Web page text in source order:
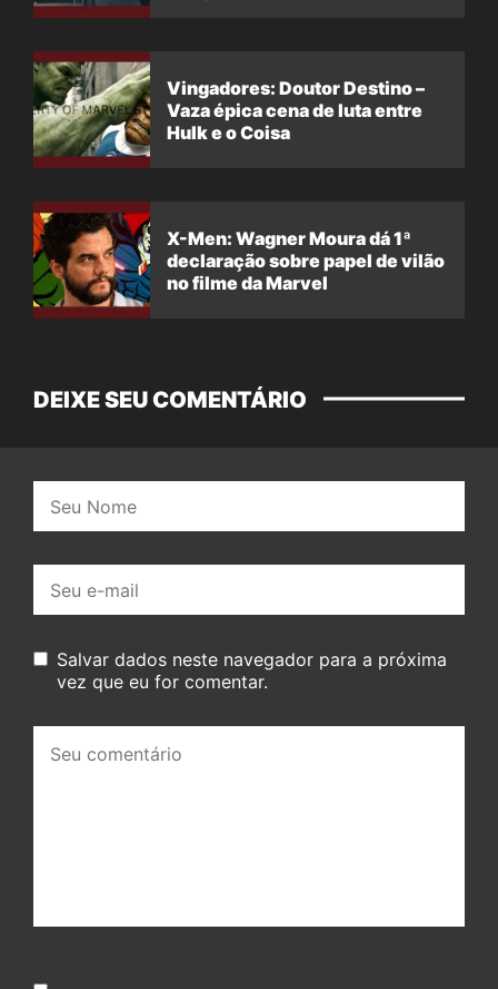
Vingadores: Doutor Destino –
Vaza épica cena de luta entre
Hulk e o Coisa
X-Men: Wagner Moura dá 1ª
declaração sobre papel de vilão
no filme da Marvel
DEIXE SEU COMENTÁRIO
mail:
Salvar dados neste navegador para a próxima
vez que eu for comentar.
comentário: